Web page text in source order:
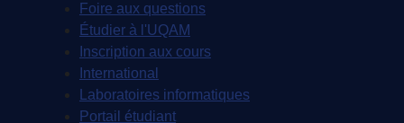
Foire aux questions
Étudier à l'UQAM
Inscription aux cours
International
Laboratoires informatiques
Portail étudiant